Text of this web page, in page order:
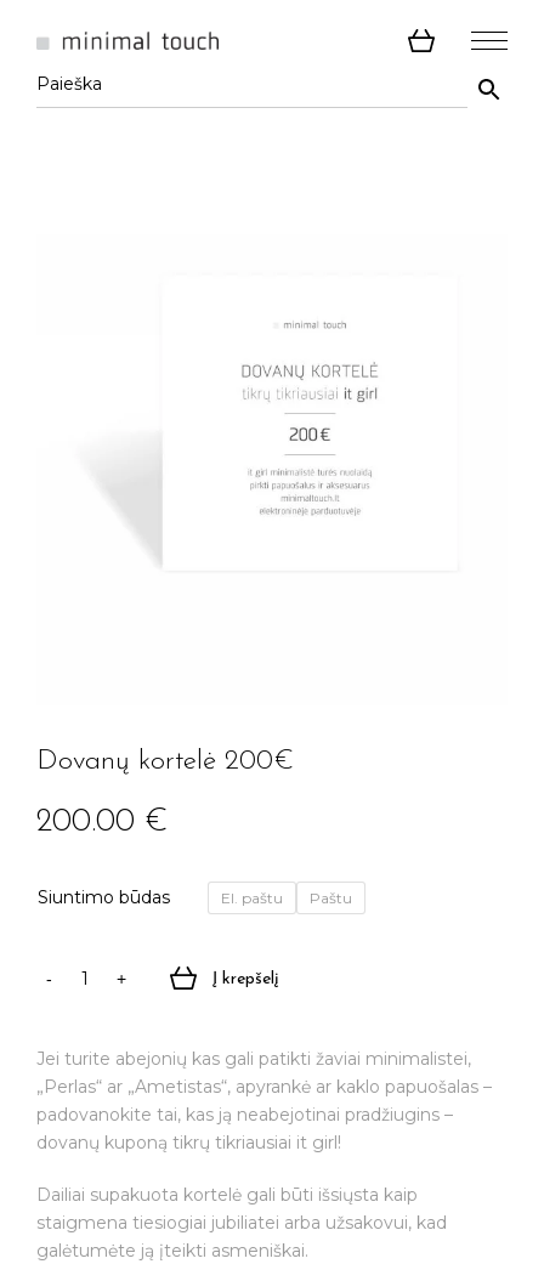
Dovanų kortelė 200€
200.00 €
Siuntimo būdas El. paštu Paštu
produkto
200€
Į krepšelį
Jei turite abejonių kas gali patikti žaviai minimalistei,
„Perlas“ ar „Ametistas“, apyrankė ar kaklo papuošalas –
padovanokite tai, kas ją neabejotinai pradžiugins –
dovanų kuponą tikrų tikriausiai it girl!
Dailiai supakuota kortelė gali būti išsiųsta kaip
staigmena tiesiogiai jubiliatei arba užsakovui, kad
galėtumėte ją įteikti asmeniškai.